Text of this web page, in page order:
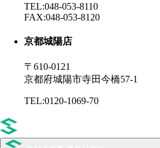
TEL:048-053-8110
FAX:048-053-8120
京都城陽店
〒610-0121
京都府城陽市寺田今橋57-1
TEL:0120-1069-70